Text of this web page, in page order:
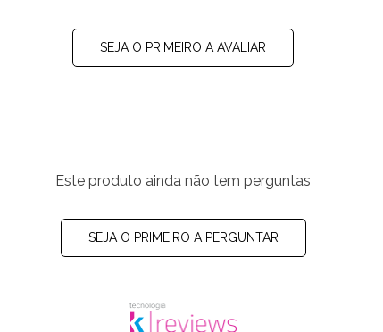
SEJA O PRIMEIRO A AVALIAR
Este produto ainda não tem perguntas
SEJA O PRIMEIRO A PERGUNTAR